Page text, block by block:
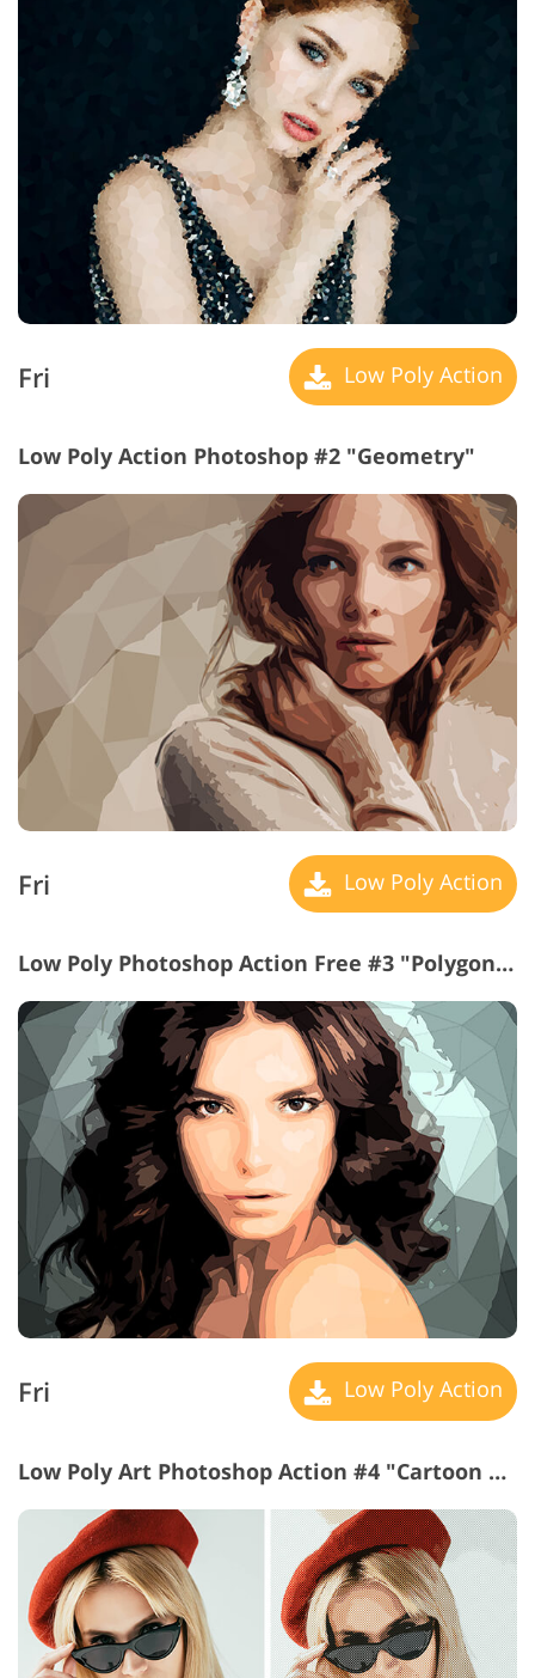
Fri Low Poly Action
Low Poly Action Photoshop #2 "Geometry"
Fri Low Poly Action
Low Poly Photoshop Action Free #3 "Polygonal"
Fri Low Poly Action
Low Poly Art Photoshop Action #4 "Cartoon Art"